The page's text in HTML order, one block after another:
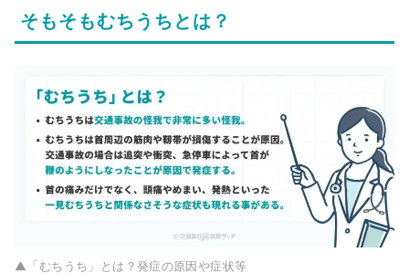
そもそもむちうちとは？
▲「むちうち」とは？発症の原因や症状等